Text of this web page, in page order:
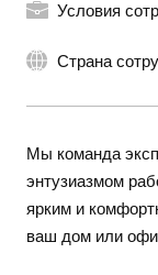
Условия
Страна
Мы команда
энтузиазмом
ярким и
ваш дом или